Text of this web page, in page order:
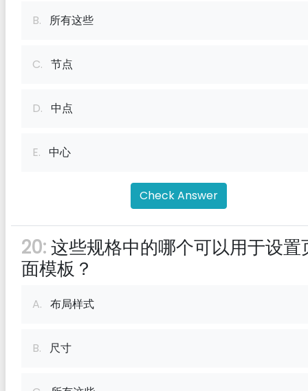
B. 所有这些
C. 节点
D. 中点
E. 中心
Check Answer
20:这些规格中的哪个可以用于设置
面模板？
A. 布局样式
B. 尺寸